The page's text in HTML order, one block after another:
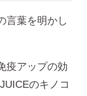
言葉を明かし
疫アップの効
のキノコ